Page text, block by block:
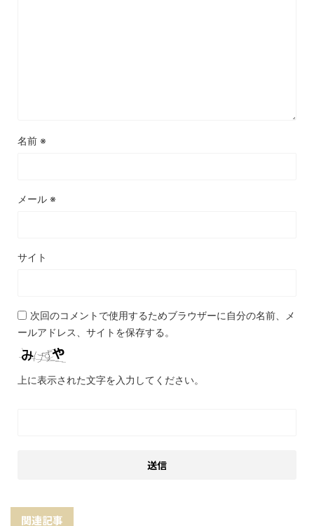
名前 ※
メール ※
サイト
次回のコメントで使用するためブラウザーに自分の名前、メ
ールアドレス、サイトを保存する。
上に表示された文字を入力してください。
関連記事